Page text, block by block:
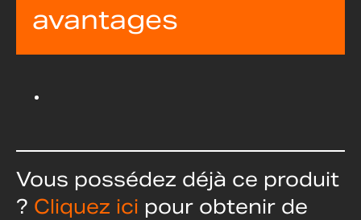
avantages
Vous possédez déjà ce produit
? Cliquez ici pour obtenir de